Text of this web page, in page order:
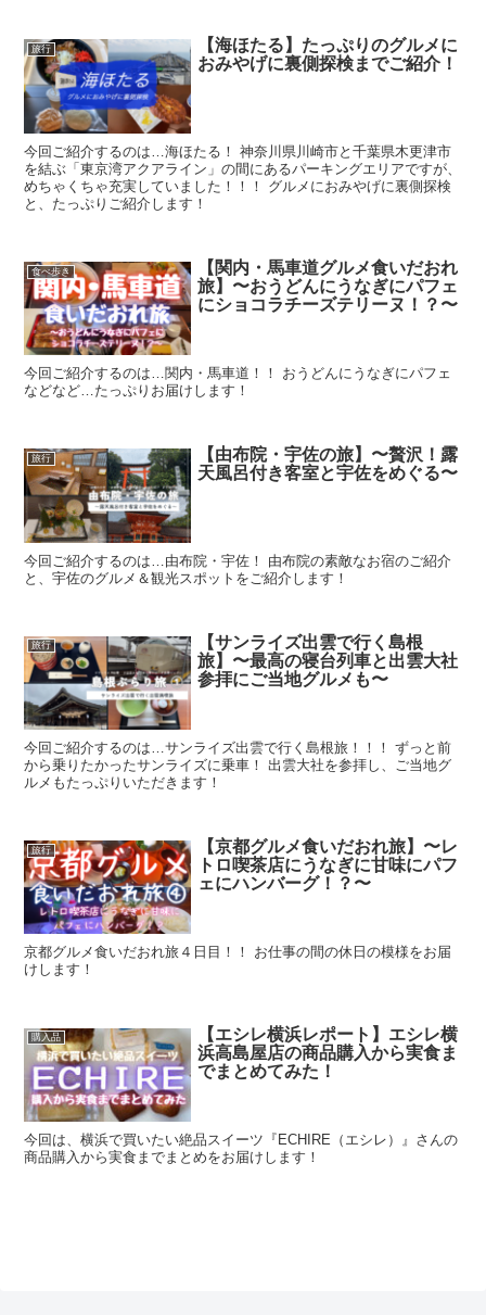
旅行
【海ほたる】たっぷりのグルメに
おみやげに裏側探検までご紹介！
今回ご紹介するのは…海ほたる！ 神奈川県川崎市と千葉県木更津市
を結ぶ「東京湾アクアライン」の間にあるパーキングエリアですが、
めちゃくちゃ充実していました！！！ グルメにおみやげに裏側探検
と、たっぷりご紹介します！
食べ歩き
【関内・馬車道グルメ食いだおれ
旅】〜おうどんにうなぎにパフェ
にショコラチーズテリーヌ！？〜
今回ご紹介するのは…関内・馬車道！！ おうどんにうなぎにパフェ
などなど…たっぷりお届けします！
旅行
【由布院・宇佐の旅】〜贅沢！露
天風呂付き客室と宇佐をめぐる〜
今回ご紹介するのは…由布院・宇佐！ 由布院の素敵なお宿のご紹介
と、宇佐のグルメ＆観光スポットをご紹介します！
旅行
【サンライズ出雲で行く島根
旅】〜最高の寝台列車と出雲大社
参拝にご当地グルメも〜
今回ご紹介するのは…サンライズ出雲で行く島根旅！！！ ずっと前
から乗りたかったサンライズに乗車！ 出雲大社を参拝し、ご当地グ
ルメもたっぷりいただきます！
旅行
【京都グルメ食いだおれ旅】〜レ
トロ喫茶店にうなぎに甘味にパフ
ェにハンバーグ！？〜
京都グルメ食いだおれ旅４日目！！ お仕事の間の休日の模様をお届
けします！
購入品
【エシレ横浜レポート】エシレ横
浜高島屋店の商品購入から実食ま
でまとめてみた！
今回は、横浜で買いたい絶品スイーツ『ECHIRE（エシレ）』さんの
商品購入から実食までまとめをお届けします！